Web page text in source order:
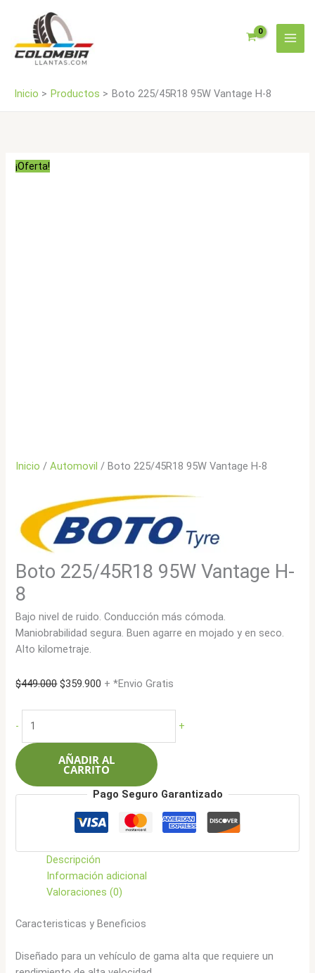
contenido
Inicio Productos Boto 225/45R18 95W Vantage H-8
¡Oferta!
Inicio /Automovil / Boto 225/45R18 95W Vantage H-8
Boto 225/45R18 95W Vantage H-
8
Bajo nivel de ruido. Conducción más cómoda.
Maniobrabilidad segura. Buen agarre en mojado y en seco.
Alto kilometraje.
$449.000El
$359.900 El
$359.900.
+ *Envio Gratis
-
225/45R18
95W
Vantage
H-
8
+
AÑADIR AL
CARRITO
Pago Seguro Garantizado
Descripción
Información adicional
Valoraciones (0)
Caracteristicas y Beneficios
Diseñado para un vehículo de gama alta que requiere un
cantidad